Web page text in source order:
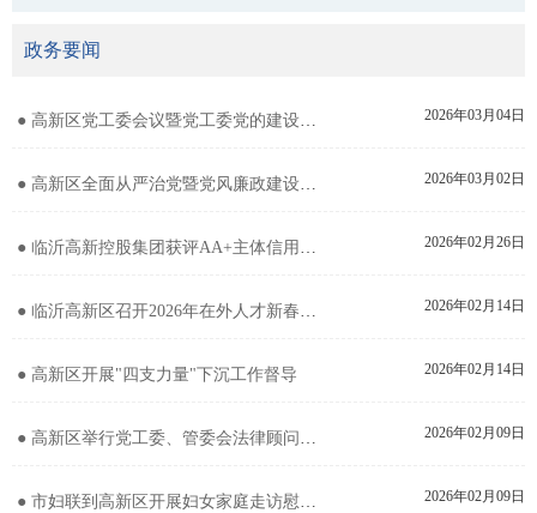
政务要闻
● 高新区党工委会议暨党工委党的建设工作领导小组会议召开 2026年03月04日
● 高新区全面从严治党暨党风廉政建设工作会议召开 2026年03月02日
● 临沂高新控股集团获评AA+主体信用评级并获集中授信 2026年02月26日
● 临沂高新区召开2026年在外人才新春座谈会 2026年02月14日
● 高新区开展"四支力量"下沉工作督导 2026年02月14日
● 高新区举行党工委、管委会法律顾问聘任仪式 2026年02月09日
● 市妇联到高新区开展妇女家庭走访慰问活动 2026年02月09日